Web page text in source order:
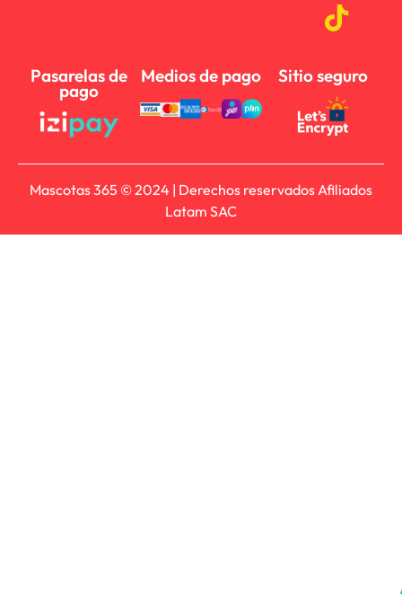
Pasarelas de
pago
Medios de pago Sitio seguro
Mascotas 365 © 2024 | Derechos reservados Afiliados
Latam SAC